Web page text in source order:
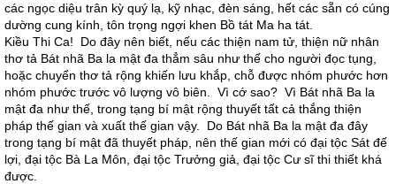
các ngọc diệu trân kỳ quý lạ, kỹ nhạc, đèn sáng, hết các sẵn có cúng
dường cung kính, tôn trọng ngợi khen Bồ tát Ma ha tát.
Kiều Thi Ca! Do đây nên biết, nếu các thiện nam tử, thiện nữ nhân
thơ tả Bát nhã Ba la mật đa thẳm sâu như thế cho người đọc tụng,
hoặc chuyển thơ tả rộng khiến lưu khắp, chỗ được nhóm phước hơn
nhóm phước trước vô lượng vô biên. Vì cớ sao? Vì Bát nhã Ba la
mật đa như thế, trong tạng bí mật rộng thuyết tất cả thắng thiện
pháp thế gian và xuất thế gian vậy. Do Bát nhã Ba la mật đa đây
trong tạng bí mật đã thuyết pháp, nên thế gian mới có đại tộc Sát đế
lợi, đại tộc Bà La Môn, đại tộc Trưởng giả, đại tộc Cư sĩ thi thiết khá
được.